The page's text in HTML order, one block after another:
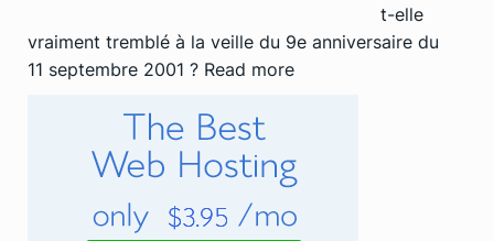
t-elle
vraiment tremblé à la veille du 9e anniversaire du
11 septembre 2001 ? Read more